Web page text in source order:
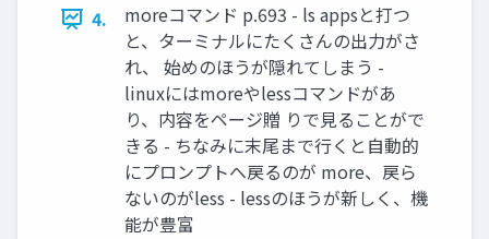
4.
moreコマンド p.693 - ls appsと打つ
と、ターミナルにたくさんの出力がさ
れ、 始めのほうが隠れてしまう -
linuxにはmoreやlessコマンドがあ
り、内容をページ贈 りで見ることがで
きる - ちなみに末尾まで行くと自動的
にプロンプトへ戻るのが more、戻ら
ないのがless - lessのほうが新しく、機
能が豊富